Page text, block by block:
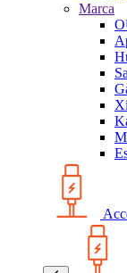
Marca